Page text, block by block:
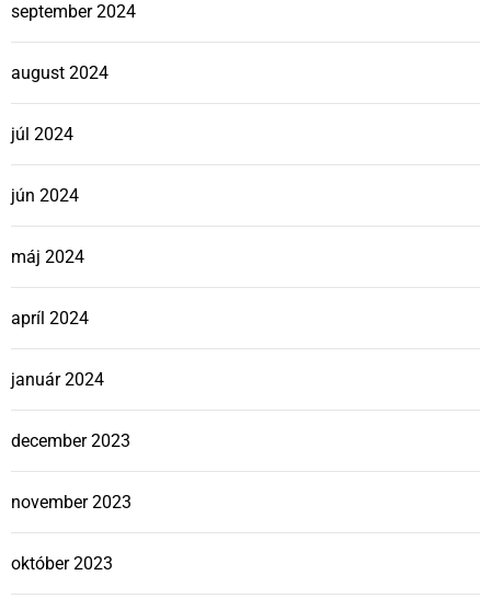
september 2024
august 2024
júl 2024
jún 2024
máj 2024
apríl 2024
január 2024
december 2023
november 2023
október 2023